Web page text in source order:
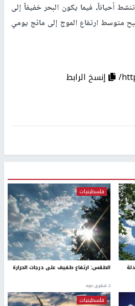
أحياناً، فيما يكون البحر خفيفاً إلى
متوسط ارتفاع الموج إلى مائج يومي
إنسخ الرابط
فلسطينيات
الطقس: ارتفاع طفيف على درجات الحرارة
2 شهرين ago
فلسطينيات